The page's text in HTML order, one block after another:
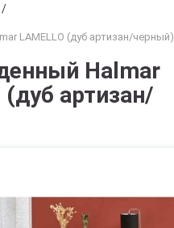
/
LAMELLO (дуб артизан/черный)
Halmar
(дуб артизан/